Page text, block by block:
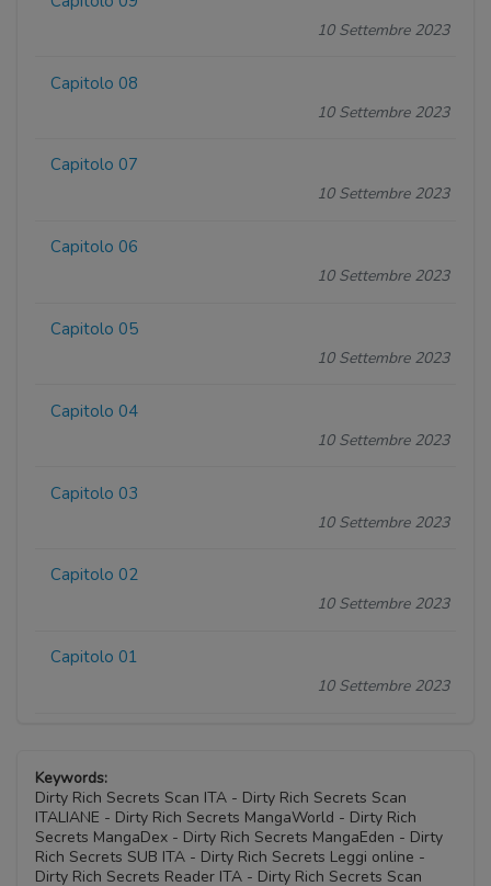
10 Settembre 2023
Capitolo 08
10 Settembre 2023
Capitolo 07
10 Settembre 2023
Capitolo 06
10 Settembre 2023
Capitolo 05
10 Settembre 2023
Capitolo 04
10 Settembre 2023
Capitolo 03
10 Settembre 2023
Capitolo 02
10 Settembre 2023
Capitolo 01
10 Settembre 2023
Keywords:
Dirty Rich Secrets Scan ITA - Dirty Rich Secrets Scan
ITALIANE - Dirty Rich Secrets MangaWorld - Dirty Rich
Secrets MangaDex - Dirty Rich Secrets MangaEden - Dirty
Rich Secrets SUB ITA - Dirty Rich Secrets Leggi online -
Dirty Rich Secrets Reader ITA - Dirty Rich Secrets Scan